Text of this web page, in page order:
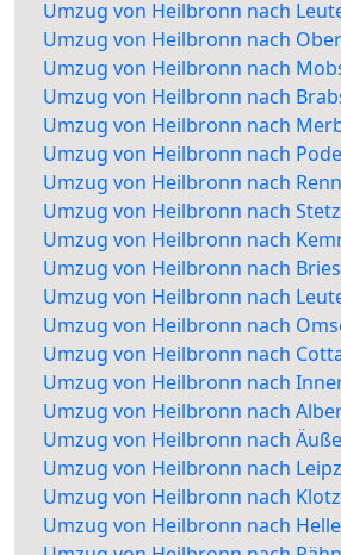
Umzug von Heilbronn nach
Umzug von Heilbronn nach
Umzug von Heilbronn nach
Umzug von Heilbronn nach
Umzug von Heilbronn nach
Umzug von Heilbronn nach
Umzug von Heilbronn nach
Umzug von Heilbronn nach
Umzug von Heilbronn nach
Umzug von Heilbronn nach
Umzug von Heilbronn nach
Umzug von Heilbronn nach
Umzug von Heilbronn nach
Umzug von Heilbronn nach
Umzug von Heilbronn nach
Umzug von Heilbronn nach
Umzug von Heilbronn nach
Umzug von Heilbronn nach
Umzug von Heilbronn nach